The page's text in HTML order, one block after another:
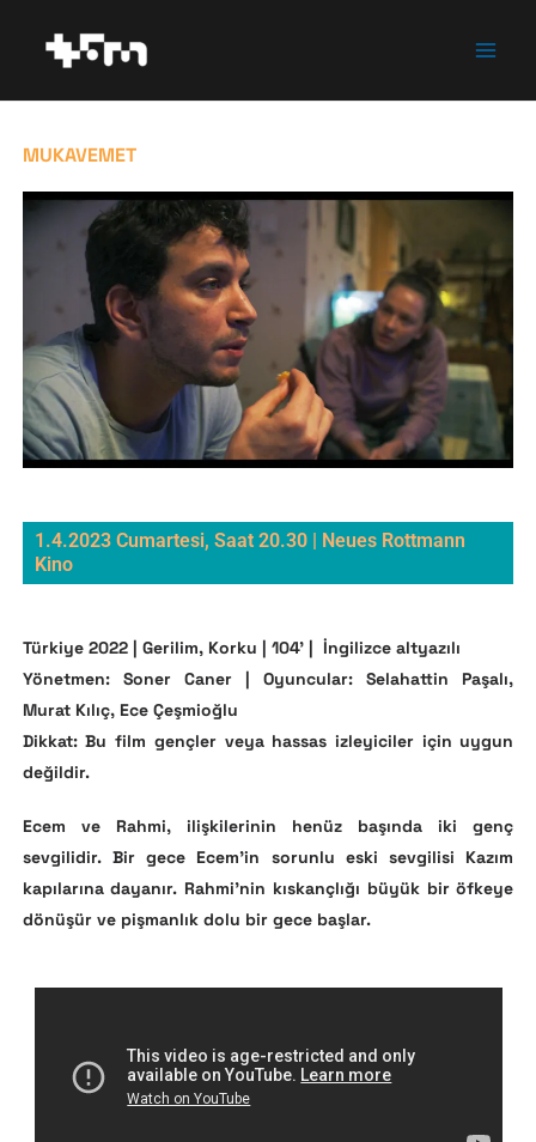
MUKAVEMET
1.4.2023 Cumartesi, Saat 20.30 | Neues Rottmann
Kino
Türkiye 2022 | Gerilim, Korku | 104’ | İngilizce altyazılı
Yönetmen: Soner Caner | Oyuncular: Selahattin Paşalı,
Murat Kılıç, Ece Çeşmioğlu
Dikkat: Bu film gençler veya hassas izleyiciler için uygun
değildir.
Ecem ve Rahmi, ilişkilerinin henüz başında iki genç
sevgilidir. Bir gece Ecem’in sorunlu eski sevgilisi Kazım
kapılarına dayanır. Rahmi’nin kıskançlığı büyük bir öfkeye
dönüşür ve pişmanlık dolu bir gece başlar.